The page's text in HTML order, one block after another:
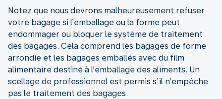
Notez que nous devrons malheureusement refuser
votre bagage si l’emballage ou la forme peut
endommager ou bloquer le système de traitement
des bagages. Cela comprend les bagages de forme
arrondie et les bagages emballés avec du film
alimentaire destiné à l’emballage des aliments. Un
scellage de professionnel est permis s’il n’empêche
pas le traitement des bagages.